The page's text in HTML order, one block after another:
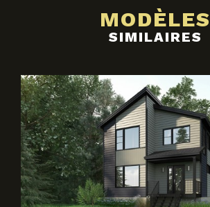
MODÈLES
SIMILAIRES